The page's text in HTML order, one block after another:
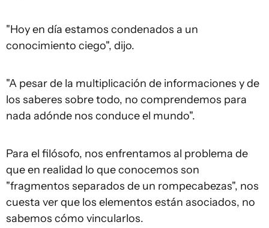
"Hoy en día estamos condenados a un
conocimiento ciego", dijo.
"A pesar de la multiplicación de informaciones y de
los saberes sobre todo, no comprendemos para
nada adónde nos conduce el mundo".
Para el filósofo, nos enfrentamos al problema de
que en realidad lo que conocemos son
"fragmentos separados de un rompecabezas", nos
cuesta ver que los elementos están asociados, no
sabemos cómo vincularlos.